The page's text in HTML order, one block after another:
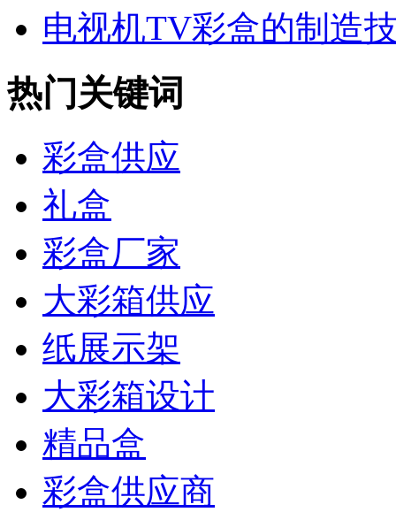
电视机TV彩盒的制造
热门关键词
彩盒供应
礼盒
彩盒厂家
大彩箱供应
纸展示架
大彩箱设计
精品盒
彩盒供应商